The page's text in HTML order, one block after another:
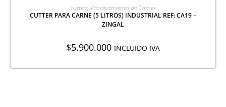
AGREGAR A COTIZACIÓN
cutters, Procesamiento de Carnes
CUTTER PARA CARNE (5 LITROS) INDUSTRIAL REF: CA19 –
ZINGAL
$5.900.000 INCLUIDO IVA